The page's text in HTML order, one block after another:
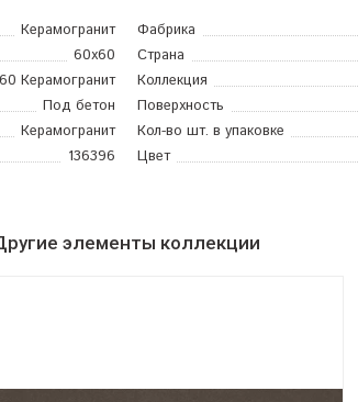
Керамогранит Фабрика
60x60 Страна
Керамогранит Коллекция
Под бетон Поверхность
Керамогранит Кол-во шт. в упаковке
136396 Цвет
элементы коллекции